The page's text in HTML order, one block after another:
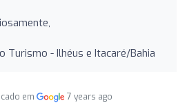
Turismo - Ilhéus e Itacaré/Bahia
em 7 years ago